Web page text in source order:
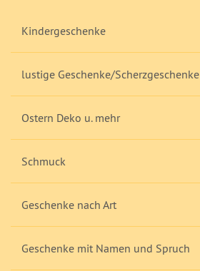
Kindergeschenke
lustige Geschenke/Scherzgeschenke
Ostern Deko u. mehr
Schmuck
Geschenke nach Art
Geschenke mit Namen und Spruch